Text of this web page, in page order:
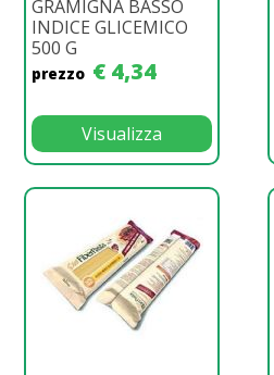
GRAMIGNA BASSO
INDICE GLICEMICO
500 G
prezzo € 4,34
Visualizza